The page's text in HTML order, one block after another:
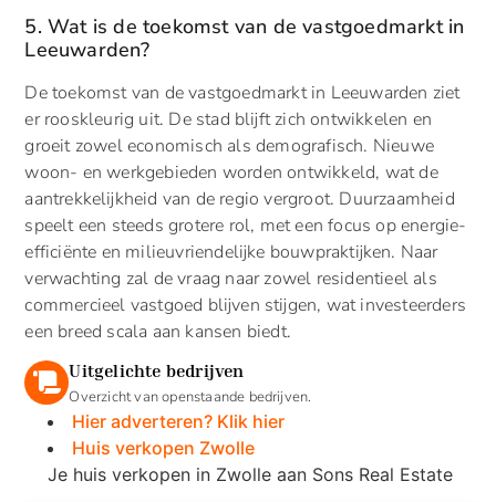
5. Wat is de toekomst van de vastgoedmarkt in
Leeuwarden?
De toekomst van de vastgoedmarkt in Leeuwarden ziet
er rooskleurig uit. De stad blijft zich ontwikkelen en
groeit zowel economisch als demografisch. Nieuwe
woon- en werkgebieden worden ontwikkeld, wat de
aantrekkelijkheid van de regio vergroot. Duurzaamheid
speelt een steeds grotere rol, met een focus op energie-
efficiënte en milieuvriendelijke bouwpraktijken. Naar
verwachting zal de vraag naar zowel residentieel als
commercieel vastgoed blijven stijgen, wat investeerders
een breed scala aan kansen biedt.
Uitgelichte bedrijven
Overzicht van openstaande bedrijven.
Hier adverteren? Klik hier
Huis verkopen Zwolle
Je huis verkopen in Zwolle aan Sons Real Estate